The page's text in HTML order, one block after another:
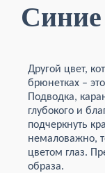
Синие
Другой цвет,
брюнетках –
Подводка,
глубокого и
подчеркнуть
немаловажно,
цветом глаз.
образа.